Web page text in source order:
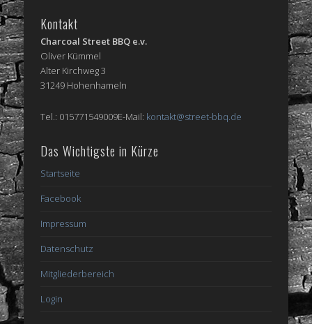
Kontakt
Charcoal Street BBQ e.v.
Oliver Kümmel
Alter Kirchweg 3
31249 Hohenhameln
Tel.: 015771549009E-Mail: kontakt@street-bbq.de
Das Wichtigste in Kürze
Startseite
Facebook
Impressum
Datenschutz
Mitgliederbereich
Login